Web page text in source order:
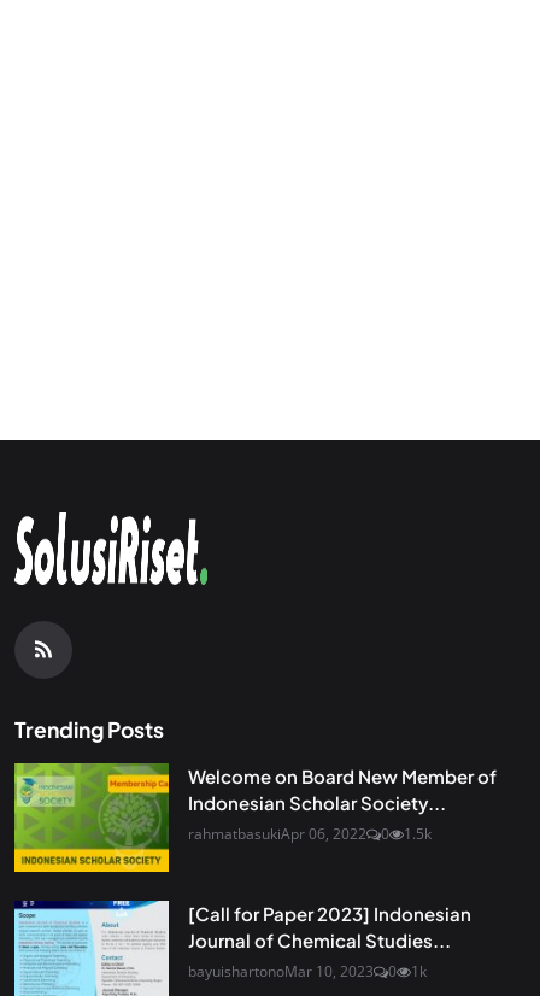
Trending Posts
Welcome on Board New Member of
Indonesian Scholar Society...
rahmatbasukiApr 06, 2022 0 1.5k
[Call for Paper 2023] Indonesian
Journal of Chemical Studies...
bayuishartonoMar 10, 2023 0 1k